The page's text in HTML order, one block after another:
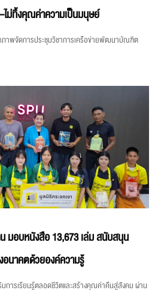
ม่ทิ้งคุณค่าความเป็นมนุษย์
ภาพจัดการประชุมวิชาการเครือข่ายพัฒนาบัณฑิต
มอบหนังสือ 13,673 เล่ม สนับสนุน
อนาคตด้วยองค์ความรู้
การเรียนรู้ตลอดชีวิตและสร้างคุณค่าคืนสู่สังคม ผ่าน